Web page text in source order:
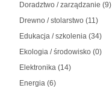
Doradztwo / zarządzanie (9)
Drewno / stolarstwo (11)
Edukacja / szkolenia (34)
Ekologia / środowisko (0)
Elektronika (14)
Energia (6)